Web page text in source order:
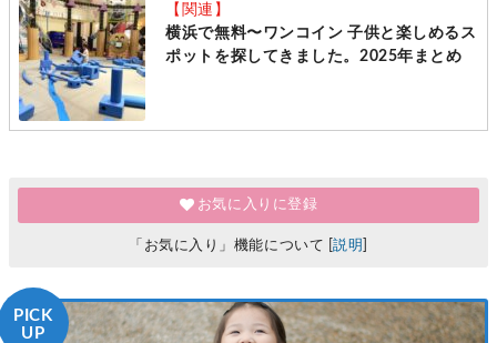
【関連】
横浜で無料〜ワンコイン 子供と楽しめるス
ポットを探してきました。2025年まとめ
お気に入りに登録
「お気に入り」機能について [説明
PICK
UP